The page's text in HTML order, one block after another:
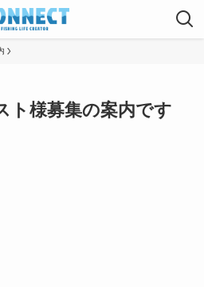
ト様募集の案内です